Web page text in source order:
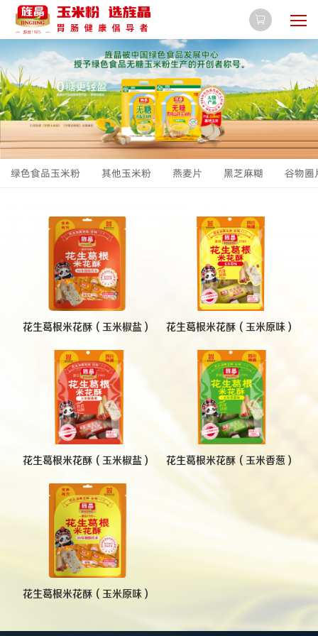

绿色食品玉米粉 其他玉米粉 燕麦片 黑芝麻糊 谷物圈
花生葛根米花酥（玉米椒盐） 花生葛根米花酥（玉米原味）
花生葛根米花酥（玉米椒盐） 花生葛根米花酥（玉米香葱）
花生葛根米花酥（玉米原味）